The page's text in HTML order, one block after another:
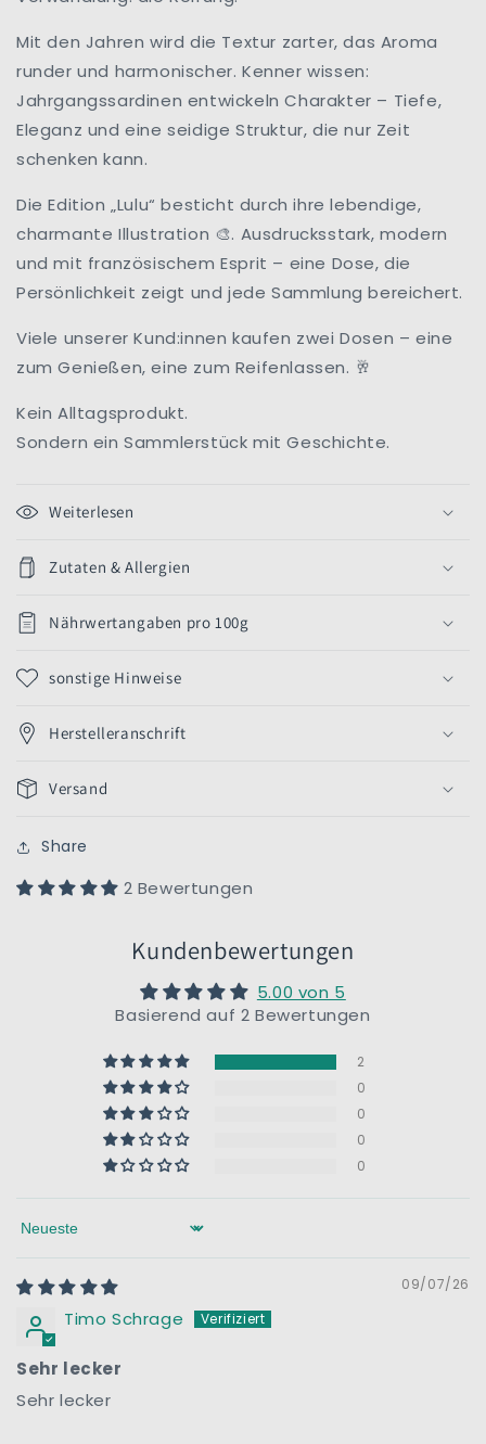
Mit den Jahren wird die Textur zarter, das Aroma
runder und harmonischer. Kenner wissen:
Jahrgangssardinen entwickeln Charakter – Tiefe,
Eleganz und eine seidige Struktur, die nur Zeit
schenken kann.
Die Edition „Lulu“ besticht durch ihre lebendige,
charmante Illustration 🎨. Ausdrucksstark, modern
und mit französischem Esprit – eine Dose, die
Persönlichkeit zeigt und jede Sammlung bereichert.
Viele unserer Kund:innen kaufen zwei Dosen – eine
zum Genießen, eine zum Reifenlassen. 🥂
Kein Alltagsprodukt.
Sondern ein Sammlerstück mit Geschichte.
Weiterlesen
Zutaten & Allergien
Nährwertangaben pro 100g
sonstige Hinweise
Herstelleranschrift
Versand
Share
2 Bewertungen
Kundenbewertungen
5.00 von 5
Basierend auf 2 Bewertungen
2
0
0
0
0
Sort by
09/07/26
Timo Schrage
Sehr lecker
Sehr lecker